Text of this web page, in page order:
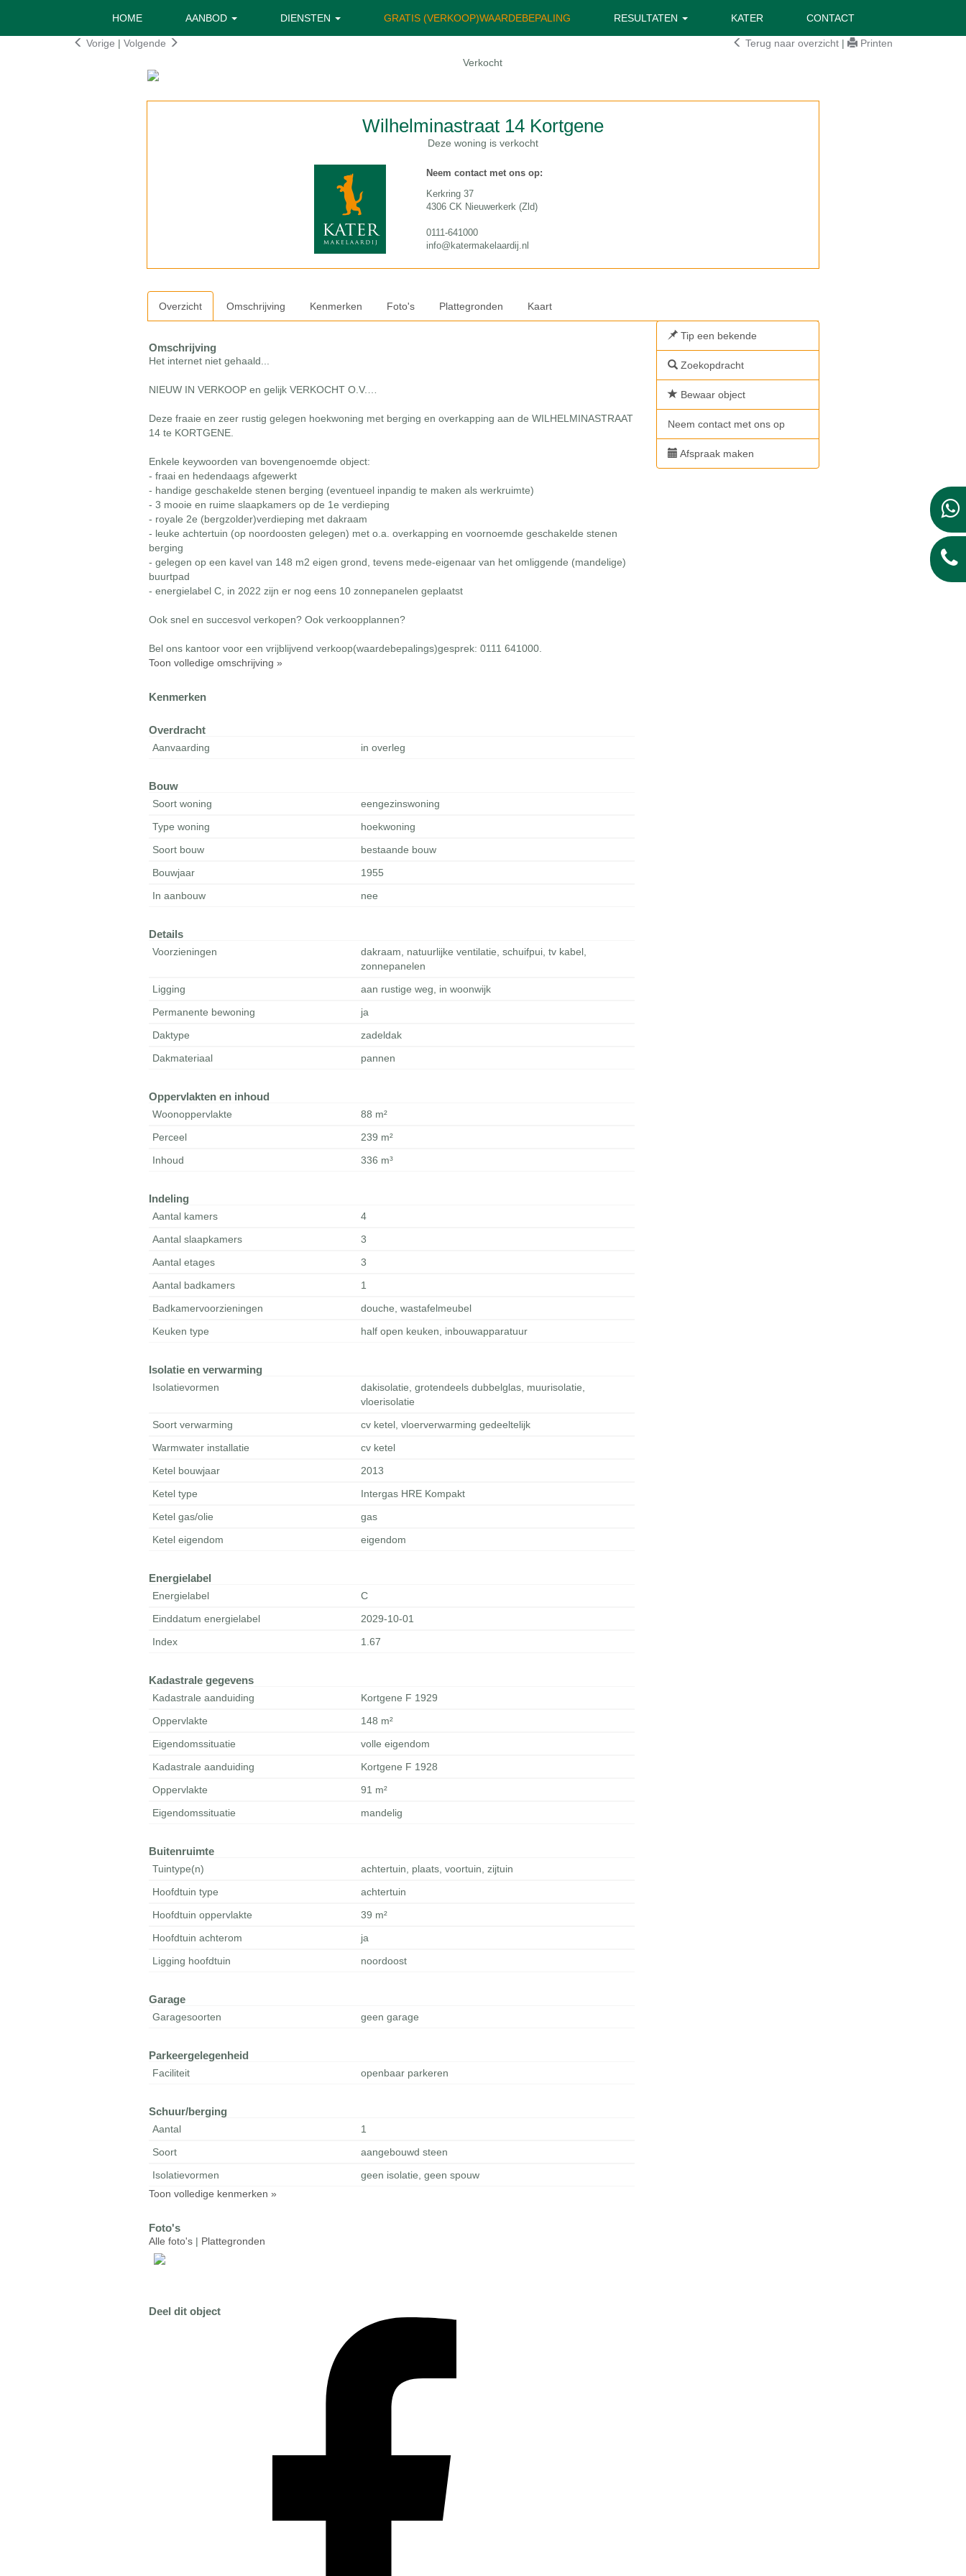
HOME AANBOD DIENSTEN GRATIS (VERKOOP)WAARDEBEPALING RESULTATEN KATER CONTACT
Vorige | Volgende Terug naar overzicht |
Printen
Verkocht
Wilhelminastraat 14 Kortgene
Deze woning is verkocht
Neem contact met ons op:
Kerkring 37
4306 CK Nieuwerkerk (Zld)
0111-641000
info@katermakelaardij.nl
Overzicht Omschrijving Kenmerken Foto's Plattegronden Kaart
Omschrijving
Het internet niet gehaald...
NIEUW IN VERKOOP en gelijk VERKOCHT O.V.…
Deze fraaie en zeer rustig gelegen hoekwoning met berging en overkapping aan de WILHELMINASTRAAT
14 te KORTGENE.
Enkele keywoorden van bovengenoemde object:
- fraai en hedendaags afgewerkt
- handige geschakelde stenen berging (eventueel inpandig te maken als werkruimte)
- 3 mooie en ruime slaapkamers op de 1e verdieping
- royale 2e (bergzolder)verdieping met dakraam
- leuke achtertuin (op noordoosten gelegen) met o.a. overkapping en voornoemde geschakelde stenen
berging
- gelegen op een kavel van 148 m2 eigen grond, tevens mede-eigenaar van het omliggende (mandelige)
buurtpad
- energielabel C, in 2022 zijn er nog eens 10 zonnepanelen geplaatst
Ook snel en succesvol verkopen? Ook verkoopplannen?
Bel ons kantoor voor een vrijblijvend verkoop(waardebepalings)gesprek: 0111 641000.
Toon volledige omschrijving »
Kenmerken
Overdracht
Aanvaarding in overleg
Bouw
Soort woning
eengezinswoning
Type woning
hoekwoning
Soort bouw
bestaande bouw
Bouwjaar
1955
In aanbouw
nee
Details
Voorzieningen
dakraam, natuurlijke ventilatie, schuifpui, tv kabel,
zonnepanelen
Ligging
aan rustige weg, in woonwijk
Permanente bewoning
ja
Daktype
zadeldak
Dakmateriaal
pannen
Oppervlakten en inhoud
Woonoppervlakte
88 m²
Perceel
239 m²
Inhoud
336 m³
Indeling
Aantal kamers
4
Aantal slaapkamers
3
Aantal etages
3
Aantal badkamers
1
Badkamervoorzieningen
douche, wastafelmeubel
Keuken type
half open keuken, inbouwapparatuur
Isolatie en verwarming
Isolatievormen
dakisolatie, grotendeels dubbelglas, muurisolatie,
vloerisolatie
Soort verwarming
cv ketel, vloerverwarming gedeeltelijk
Warmwater installatie
cv ketel
Ketel bouwjaar
2013
Ketel type
Intergas HRE Kompakt
Ketel gas/olie
gas
Ketel eigendom
eigendom
Energielabel
Energielabel
C
Einddatum energielabel
2029-10-01
Index
1.67
Kadastrale gegevens
Kadastrale aanduiding
Kortgene F 1929
Oppervlakte
148 m²
Eigendomssituatie
volle eigendom
Kadastrale aanduiding
Kortgene F 1928
Oppervlakte
91 m²
Eigendomssituatie
mandelig
Buitenruimte
Tuintype(n)
achtertuin, plaats, voortuin, zijtuin
Hoofdtuin type
achtertuin
Hoofdtuin oppervlakte
39 m²
Hoofdtuin achterom
ja
Ligging hoofdtuin
noordoost
Garage
Garagesoorten geen garage
Parkeergelegenheid
Faciliteit openbaar parkeren
Schuur/berging
Aantal
1
Soort
aangebouwd steen
Isolatievormen
geen isolatie, geen spouw
Toon volledige kenmerken »
Foto's
Alle foto's | Plattegronden
Deel dit object
Tip een bekende
Zoekopdracht
Bewaar object
Neem contact met ons op
Afspraak maken